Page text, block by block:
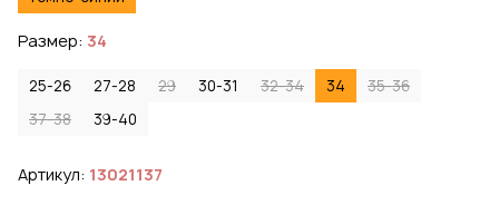
Размер: 34
25-26 27-28 29 30-31 32-34 34
35-36
37-38
39-40
Артикул: 13021137